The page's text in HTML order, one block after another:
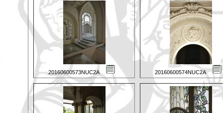
20160600573NUC2A 20160600574NUC2A